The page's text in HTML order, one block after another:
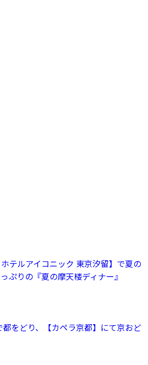
ホテルアイコニック 東京汐留】で夏の
ぷりの『夏の摩天楼ディナー』
都をどり、【カペラ京都】にて京おど